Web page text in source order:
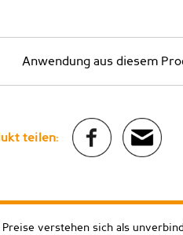
Anwendung aus diesem
teilen:
Preise verstehen sich als